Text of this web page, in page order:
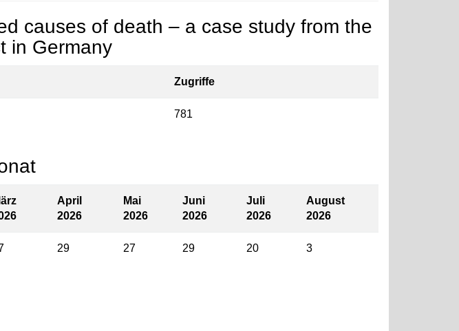
causes of death – a case study from the
in Germany
Zugriffe
781
April
2026
Mai
2026
Juni
2026
Juli
2026
August
2026
29 27 29 20 3